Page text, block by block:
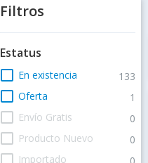
Filtros
Estatus
check_box_outline_blank En existencia 133
check_box_outline_blank Oferta 1
check_box_outline_blank Envío Gratis 0
check_box_outline_blank Producto Nuevo 0
check_box_outline_blank Importado